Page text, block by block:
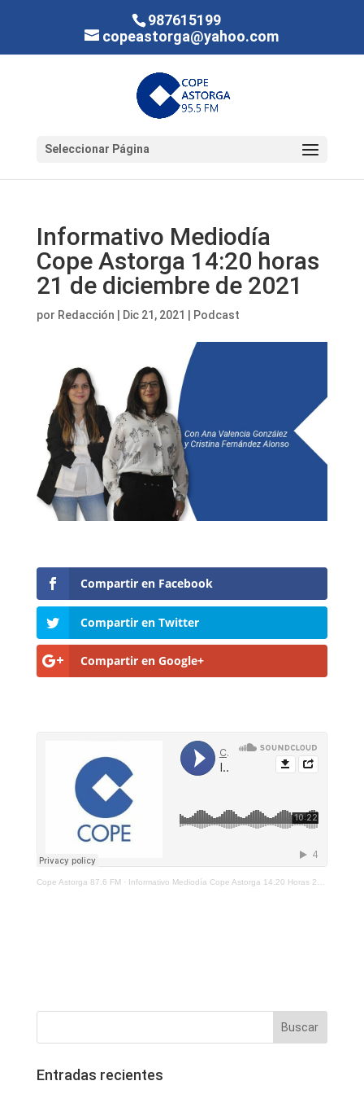
987615199
copeastorga@yahoo.com
Seleccionar Página
Informativo Mediodía
Cope Astorga 14:20 horas
21 de diciembre de 2021
por Redacción Dic 21, 2021 Podcast
Compartir en Facebook
Compartir en Twitter
Compartir en Google+
Cope Astorga 87.6 FM· Informativo Mediodía Cope Astorga 14.20 Horas 21 De Diciembre 2021
Entradas recientes